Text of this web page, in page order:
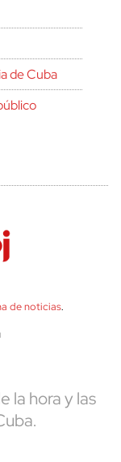
de Cuba
de noticias.
la hora y las